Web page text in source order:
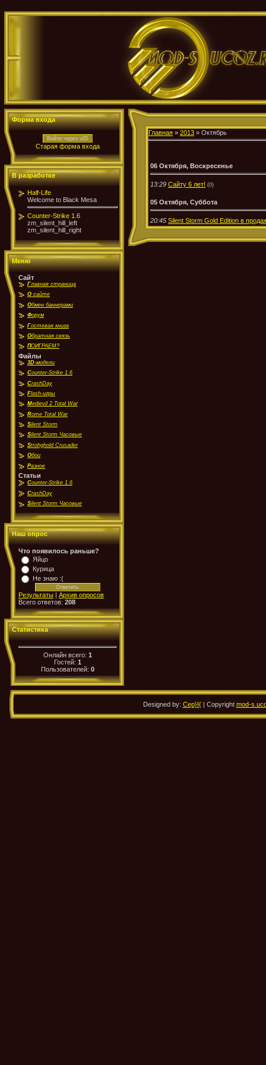
Форма входа
Войти через uID
Старая форма входа
В разработке
Half-Life
Welcome to Black Mesa
Counter-Strike 1.6
zm_silent_hill_left
zm_silent_hill_right
Меню
Сайт
Главная страница
О сайте
Обмен баннерами
Форум
Гостевая книга
Обратная связь
ПОИГРАЕМ?
Файлы
3D-модели
Counter-Strike 1.6
CrashDay
Flash-игры
Medievil 2 Total War
Rome Total War
Silent Storm
Silent Storm Часовые
Strohghold Crusader
Обои
Разное
Статьи
Counter-Strike 1.6
CrashDay
Silent Storm Часовые
Наш опрос
Что появилось раньше?
Яйцо
Курица
Не знаю :(
Результаты | Архив опросов
Всего ответов: 208
Статистика
Онлайн всего: 1
Гостей: 1
Пользователей: 0
Главная » 2013 » Октябрь
06 Октября, Воскресенье
13:29 Сайту 6 лет! (0)
05 Октября, Суббота
20:45 Silent Storm Gold Edition в
Designed by: Cep}I{| Copyright mod-